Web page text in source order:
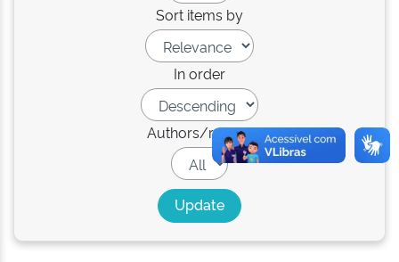
Sort items by
In order
Authors/record